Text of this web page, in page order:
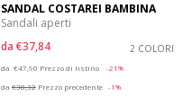
SANDAL COSTAREI BAMBINA
Sandali aperti
da €37,84 2 COLORI
da €47,90 Prezzo di listino
-21%
da €38,32 Prezzo precedente -1%